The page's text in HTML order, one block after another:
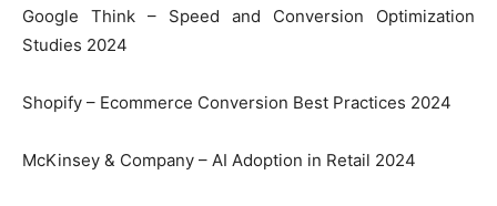
Google Think – Speed and Conversion Optimization
Studies 2024
Shopify – Ecommerce Conversion Best Practices 2024
McKinsey & Company – AI Adoption in Retail 2024